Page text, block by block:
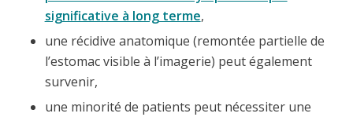
significative à long terme,
une récidive anatomique (remontée partielle de
l’estomac visible à l’imagerie) peut également
survenir,
une minorité de patients peut nécessiter une